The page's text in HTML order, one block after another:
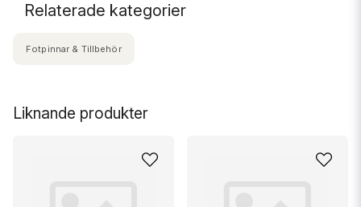
Liknande produkter
Relaterade kategorier
Fotpinnar & Tillbehör